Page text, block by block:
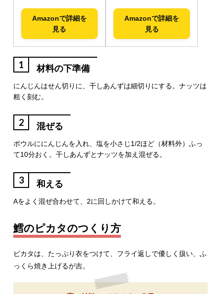
Amazonで詳細を
見る
Amazonで詳細を
見る
1 材料の下準備
にんじんはせん切りに、干しあんずは細切りにする。ナッツは
粗く刻む。
2 混ぜる
ボウルににんじんを入れ、塩を小さじ1/2ほど（材料外）ふっ
て10分おく。干しあんずとナッツを加え混ぜる。
3 和える
Aをよく混ぜ合わせて、2に回しかけて和える。
鱈のピカタのつくり方
ピカタは、たっぷり衣をつけて、フライ返しで優しく扱い、ふ
っくら焼き上げるが吉。